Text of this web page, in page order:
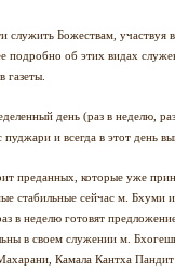
служить Божествам, участвуя
подробно об этих видах
день (раз в неделю,
пуджари и всегда в этот день
преданных, которые уже
стабильные сейчас м. Бхуми
в неделю готовят
в своем служении м.
Камала Кантха